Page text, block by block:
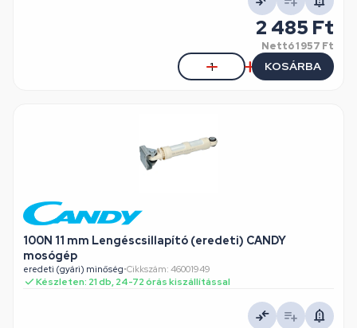
2 485 Ft
Nettó1 957 Ft
KOSÁRBA
100N 11 mm Lengéscsillapító (eredeti) CANDY
mosógép
eredeti (gyári) minőség•Cikkszám: 46001949
Készleten: 21 db, 24-72 órás kiszállítással